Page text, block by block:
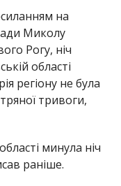
на
Миколу
Рогу, ніч
області
регіону не була
тривоги,
минула ніч
раніше.